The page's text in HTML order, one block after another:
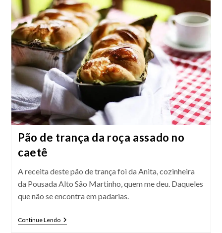
Pão de trança da roça assado no
caetê
A receita deste pão de trança foi da Anita, cozinheira
da Pousada Alto São Martinho, quem me deu. Daqueles
que não se encontra em padarias.
Continue LendoPão
De